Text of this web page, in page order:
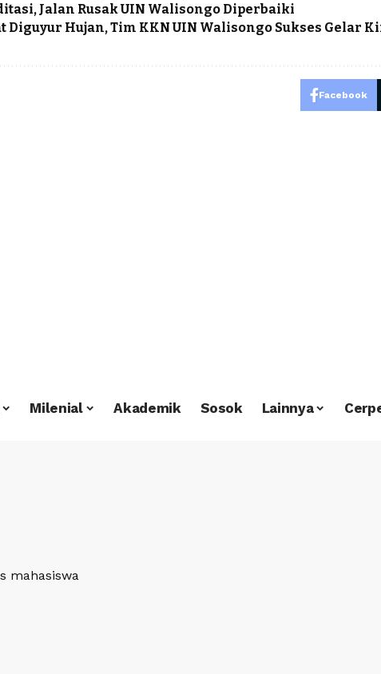
Jalan Rusak UIN Walisongo Diperbaiki
Diguyur Hujan, Tim KKN UIN Walisongo Sukses Gelar
Facebook
Milenial Akademik Sosok Lainnya
mahasiswa